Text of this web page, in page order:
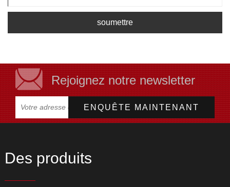
soumettre
Rejoignez notre newsletter
Des produits